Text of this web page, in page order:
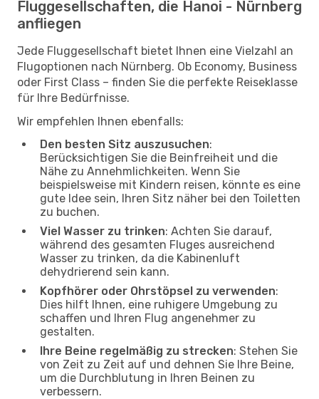
Fluggesellschaften, die Hanoi - Nürnberg
anfliegen
Jede Fluggesellschaft bietet Ihnen eine Vielzahl an
Flugoptionen nach Nürnberg. Ob Economy, Business
oder First Class – finden Sie die perfekte Reiseklasse
für Ihre Bedürfnisse.
Wir empfehlen Ihnen ebenfalls:
Den besten Sitz auszusuchen:
Berücksichtigen Sie die Beinfreiheit und die
Nähe zu Annehmlichkeiten. Wenn Sie
beispielsweise mit Kindern reisen, könnte es eine
gute Idee sein, Ihren Sitz näher bei den Toiletten
zu buchen.
Viel Wasser zu trinken: Achten Sie darauf,
während des gesamten Fluges ausreichend
Wasser zu trinken, da die Kabinenluft
dehydrierend sein kann.
Kopfhörer oder Ohrstöpsel zu verwenden:
Dies hilft Ihnen, eine ruhigere Umgebung zu
schaffen und Ihren Flug angenehmer zu
gestalten.
Ihre Beine regelmäßig zu strecken: Stehen Sie
von Zeit zu Zeit auf und dehnen Sie Ihre Beine,
um die Durchblutung in Ihren Beinen zu
verbessern.